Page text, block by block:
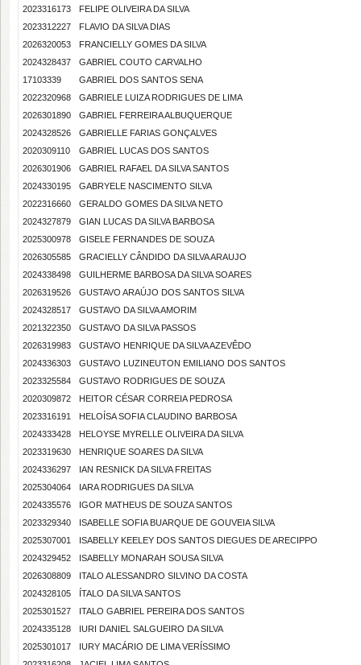
2023316173
FELIPE OLIVEIRA DA SILVA
2023312227
FLAVIO DA SILVA DIAS
2026320053
FRANCIELLY GOMES DA SILVA
2024328437
GABRIEL COUTO CARVALHO
17103339
GABRIEL DOS SANTOS SENA
2022320968
GABRIELE LUIZA RODRIGUES DE LIMA
2026301890
GABRIEL FERREIRA ALBUQUERQUE
2024328526
GABRIELLE FARIAS GONÇALVES
2020309110
GABRIEL LUCAS DOS SANTOS
2026301906
GABRIEL RAFAEL DA SILVA SANTOS
2024330195
GABRYELE NASCIMENTO SILVA
2022316660
GERALDO GOMES DA SILVA NETO
2024327879
GIAN LUCAS DA SILVA BARBOSA
2025300978
GISELE FERNANDES DE SOUZA
2026305585
GRACIELLY CÂNDIDO DA SILVA ARAUJO
2024338498
GUILHERME BARBOSA DA SILVA SOARES
2026319526
GUSTAVO ARAÚJO DOS SANTOS SILVA
2024328517
GUSTAVO DA SILVA AMORIM
2021322350
GUSTAVO DA SILVA PASSOS
2026319983
GUSTAVO HENRIQUE DA SILVA AZEVÊDO
2024336303
GUSTAVO LUZINEUTON EMILIANO DOS SANTOS
2023325584
GUSTAVO RODRIGUES DE SOUZA
2020309872
HEITOR CÉSAR CORREIA PEDROSA
2023316191
HELOÍSA SOFIA CLAUDINO BARBOSA
2024333428
HELOYSE MYRELLE OLIVEIRA DA SILVA
2023319630
HENRIQUE SOARES DA SILVA
2024336297
IAN RESNICK DA SILVA FREITAS
2025304064
IARA RODRIGUES DA SILVA
2024335576
IGOR MATHEUS DE SOUZA SANTOS
2023329340
ISABELLE SOFIA BUARQUE DE GOUVEIA SILVA
2025307001
ISABELLY KEELEY DOS SANTOS DIEGUES DE ARECIPPO
2024329452
ISABELLY MONARAH SOUSA SILVA
2026308809
ITALO ALESSANDRO SILVINO DA COSTA
2024328105
ÍTALO DA SILVA SANTOS
2025301527
ITALO GABRIEL PEREIRA DOS SANTOS
2024335128
IURI DANIEL SALGUEIRO DA SILVA
2025301017
IURY MACÁRIO DE LIMA VERÍSSIMO